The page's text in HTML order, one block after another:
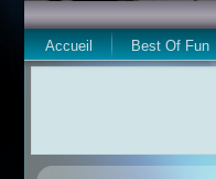
Accueil Best Of Fun